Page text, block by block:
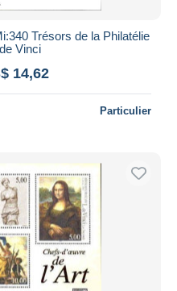
Trésors de la Philatélie
Vinci
14,62
Particulier